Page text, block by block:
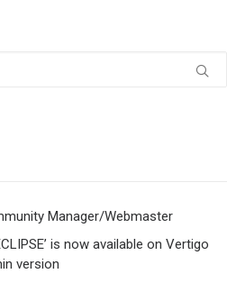
Manager/Webmaster
is now available on Vertigo
version